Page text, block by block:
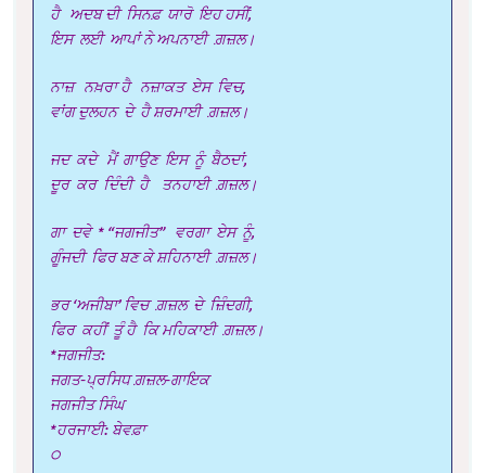
ਹੈ ਅਦਬ ਦੀ ਸਿਨਫ਼ ਯਾਰੋ ਇਹ ਹਸੀਂ,
ਇਸ ਲਈ ਆਪਾਂ ਨੇ ਅਪਨਾਈ ਗ਼ਜ਼ਲ।
ਨਾਜ਼ ਨਖ਼ਰਾ ਹੈ ਨਜ਼ਾਕਤ ਏਸ ਵਿਚ,
ਵਾਂਗ ਦੁਲਹਨ ਦੇ ਹੈ ਸ਼ਰਮਾਈ ਗ਼ਜ਼ਲ।
ਜਦ ਕਦੇ ਮੈਂ ਗਾਉਣ ਇਸ ਨੂੰ ਬੈਠਦਾਂ,
ਦੂਰ ਕਰ ਦਿੰਦੀ ਹੈ ਤਨਹਾਈ ਗ਼ਜ਼ਲ।
ਗਾ ਦਵੇ * “ਜਗਜੀਤ” ਵਰਗਾ ਏਸ ਨੂੰ,
ਗੂੰਜਦੀ ਫਿਰ ਬਣ ਕੇ ਸ਼ਹਿਨਾਈ ਗ਼ਜ਼ਲ।
ਭਰ ‘ਅਜੀਬਾ’ ਵਿਚ ਗ਼ਜ਼ਲ ਦੇ ਜ਼ਿੰਦਗੀ,
ਫਿਰ ਕਹੀਂ ਤੂੰ ਹੈ ਕਿ ਮਹਿਕਾਈ ਗ਼ਜ਼ਲ।
*ਜਗਜੀਤ:
ਜਗਤ-ਪ੍ਰਸਿਧ ਗ਼ਜ਼ਲ-ਗਾਇਕ
ਜਗਜੀਤ ਸਿੰਘ
*ਹਰਜਾਈ: ਬੇਵਫ਼ਾ
੦